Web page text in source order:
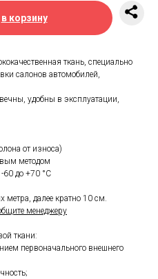
в корзину
ткань, специально
салонов автомобилей,
удобны в эксплуатации,
от износа)
методом
-60 до +70 °С
далее кратно 10 см.
менеджеру
ткани:
первоначального внешнего